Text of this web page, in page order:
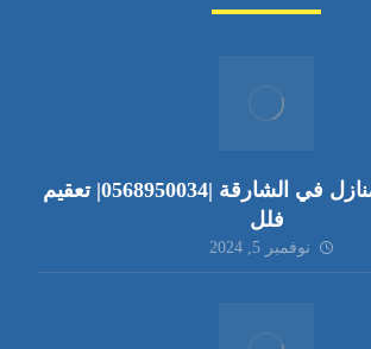
شركة تعقيم منازل في الشارقة |0568950034| تعقيم
فلل
نوفمبر 5, 2024